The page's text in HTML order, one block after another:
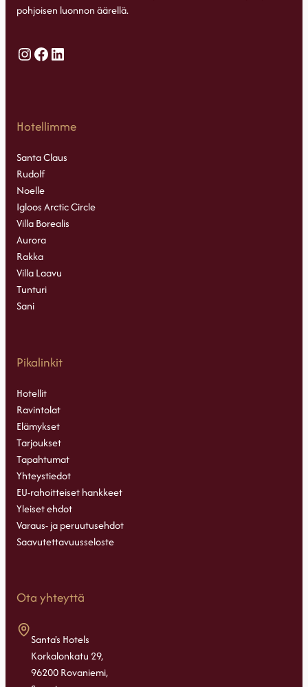
pohjoisen luonnon äärellä.
Instagram
Facebook
LinkedIn
Hotellimme
Santa Claus
Rudolf
Noelle
Igloos Arctic Circle
Villa Borealis
Aurora
Rakka
Villa Laavu
Tunturi
Sani
Pikalinkit
Hotellit
Ravintolat
Elämykset
Tarjoukset
Tapahtumat
Yhteystiedot
EU-rahoitteiset hankkeet
Yleiset ehdot
Varaus- ja peruutusehdot
Saavutettavuusseloste
Ota yhteyttä
Santa's Hotels
Korkalonkatu 29,
96200 Rovaniemi,